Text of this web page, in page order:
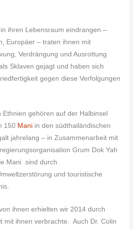
ihren Lebensraum eindrangen –
Europäer – traten ihnen mit
Verdrängung und Ausrottung
Sklaven gejagt und haben sich
gegen diese Verfolgungen
gehören auf der Halbinsel
150 Mani in den südthailändischen
jahrelang – in Zusammenarbeit mit
Grum Dok Yah
Mani sind durch
und touristische
ihnen erhielten wir 2014 durch
mit ihnen verbrachte. Auch Dr. Colin